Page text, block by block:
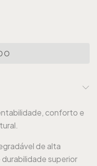
conforto e
de alta
superior